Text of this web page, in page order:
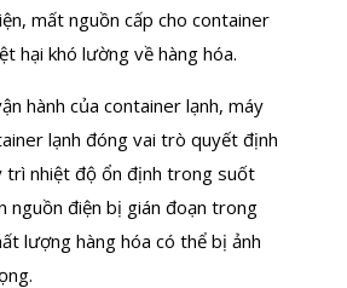
mất nguồn cấp cho container
hại khó lường về hàng hóa.
hành của container lạnh, máy
lạnh đóng vai trò quyết định
trì nhiệt độ ổn định trong suốt
nguồn điện bị gián đoạn trong
lượng hàng hóa có thể bị ảnh